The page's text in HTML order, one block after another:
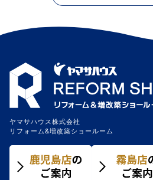
ー
ョ
ン
ヤマサハウス株式会社
リフォーム&増改築ショールーム